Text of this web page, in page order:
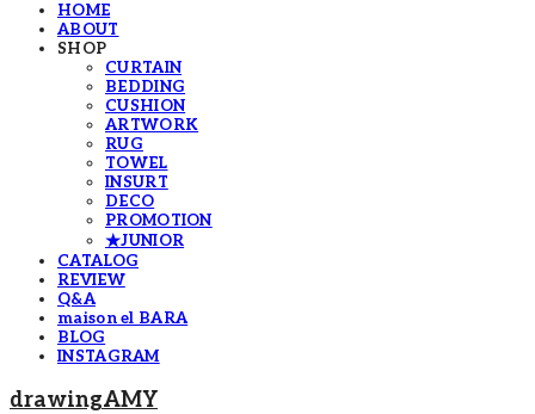
HOME
ABOUT
SHOP
CURTAIN
BEDDING
CUSHION
ARTWORK
RUG
TOWEL
INSURT
DECO
PROMOTION
★JUNIOR
CATALOG
REVIEW
Q&A
maison el BARA
BLOG
INSTAGRAM
drawingAMY